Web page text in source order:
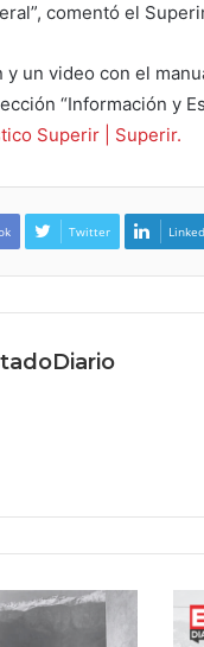
comentó el
y un video con el
“Información y
Superir | Superir.
Twitter